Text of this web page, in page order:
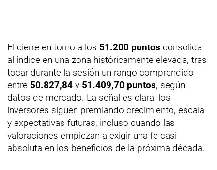
El cierre en torno a los 51.200 puntos consolida
al índice en una zona históricamente elevada, tras
tocar durante la sesión un rango comprendido
entre 50.827,84 y 51.409,70 puntos, según
datos de mercado. La señal es clara: los
inversores siguen premiando crecimiento, escala
y expectativas futuras, incluso cuando las
valoraciones empiezan a exigir una fe casi
absoluta en los beneficios de la próxima década.